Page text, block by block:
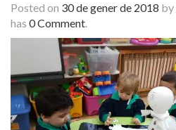
Posted on 30 de gener de 2018 by
has 0 Comment.